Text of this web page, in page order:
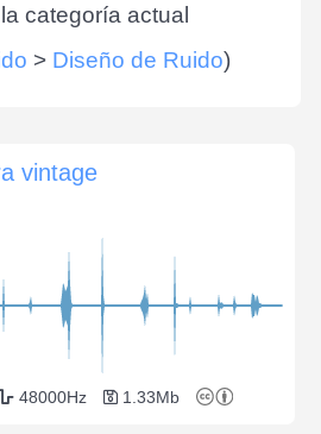
categoría actual
> Diseño de Ruido)
vintage
48000Hz 1.33Mb